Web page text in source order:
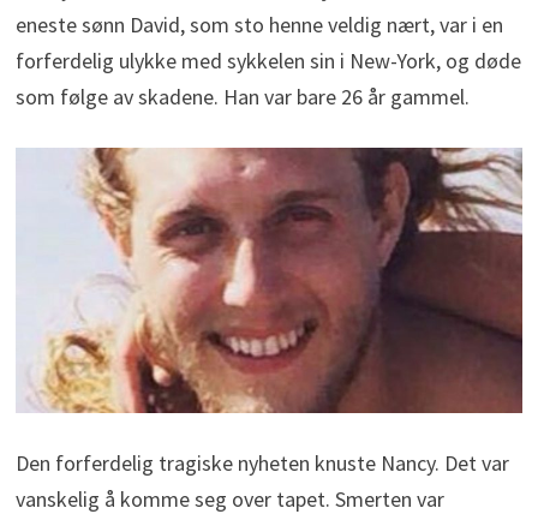
eneste sønn David, som sto henne veldig nært, var i en
forferdelig ulykke med sykkelen sin i New-York, og døde
som følge av skadene. Han var bare 26 år gammel.
Den forferdelig tragiske nyheten knuste Nancy. Det var
vanskelig å komme seg over tapet. Smerten var